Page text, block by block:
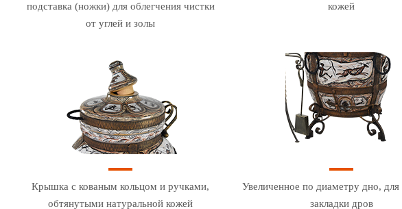
подставка (ножки) для облегчения чистки
от углей и золы
кожей
Крышка с кованым кольцом и ручками,
обтянутыми натуральной кожей
Увеличенное по диаметру дно,
закладки дров